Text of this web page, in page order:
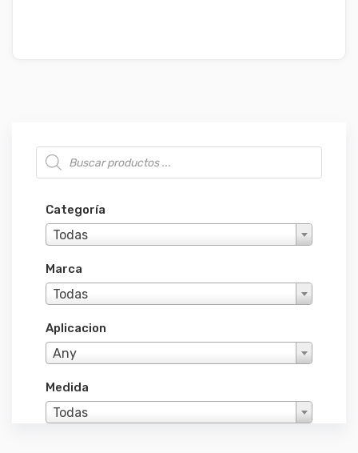
Búsqueda de productos
Categoría
Todas
Marca
Todas
Aplicacion
Any
Medida
Todas